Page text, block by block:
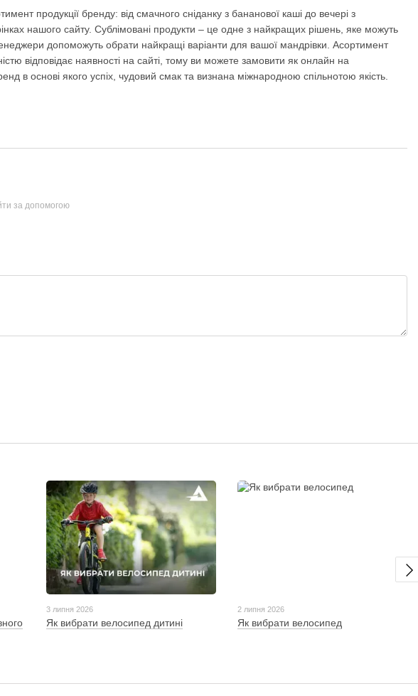
продукції бренду: від смачного сніданку з бананової каші до вечері з
нашого сайту. Сублімовані продукти – це одне з найкращих рішень, яке можуть
допоможуть обрати найкращі варіанти для вашої мандрівки. Асортимент
відповідає наявності на сайті, тому ви можете замовити як онлайн на
в основі якого успіх, чудовий смак та визнана міжнародною спільнотою якість.
за допомогою
3 липня 2026
Як вибрати велосипед дитині
2 липня 2026
Як вибрати велосипед